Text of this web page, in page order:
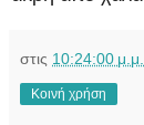
στις 10:24:00 μ.μ.
Κοινή χρήση